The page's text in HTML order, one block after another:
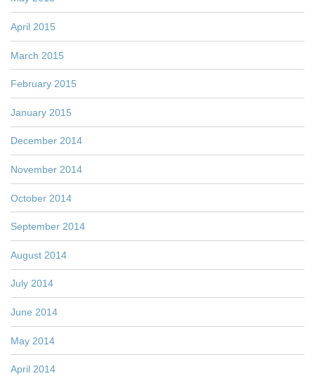
April 2015
March 2015
February 2015
January 2015
December 2014
November 2014
October 2014
September 2014
August 2014
July 2014
June 2014
May 2014
April 2014